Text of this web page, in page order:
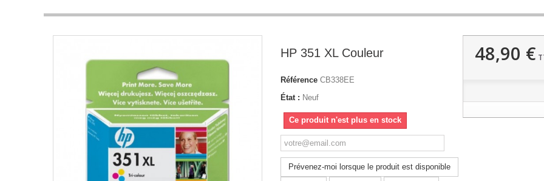
HP 351 XL Couleur
Référence CB338EE
État : Neuf
Ce produit n'est plus en stock
Prévenez-moi lorsque le produit est disponible
48,90 €